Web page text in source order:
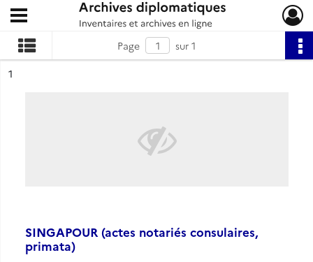
Archives diplomatiques
Ouvrir le menu déroulant
Page
sur 1
n°
1
SINGAPOUR (actes notariés consulaires,
primata)